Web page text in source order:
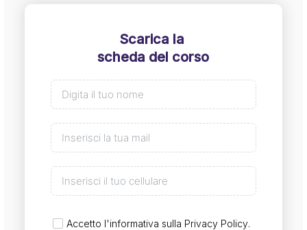
Scarica la
scheda del corso
Accetto l'informativa sulla Privacy Policy.